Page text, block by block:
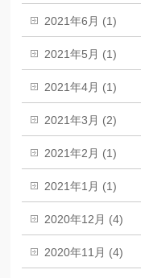
2021年6月 (1)
2021年5月 (1)
2021年4月 (1)
2021年3月 (2)
2021年2月 (1)
2021年1月 (1)
2020年12月 (4)
2020年11月 (4)